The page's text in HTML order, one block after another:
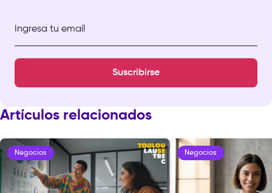
Ingresa tu email
Suscribirse
Artículos relacionados
Negocios Negocios